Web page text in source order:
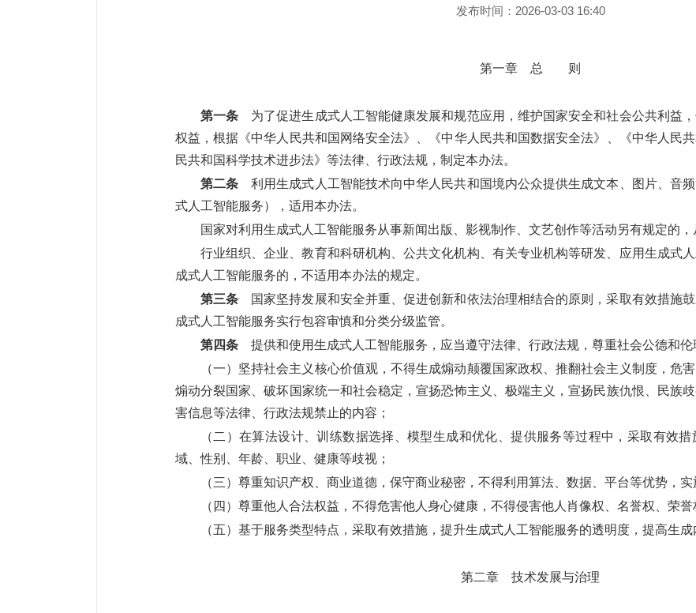
发布时间：2026-03-03 16:40
第一章 总 则
第一条 为了促进生成式人工智能健康发展和规范应用，维护国家安全和社会公共利益
权益，根据《中华人民共和国网络安全法》、《中华人民共和国数据安全法》、《中华人民
民共和国科学技术进步法》等法律、行政法规，制定本办法。
第二条 利用生成式人工智能技术向中华人民共和国境内公众提供生成文本、图片、音
式人工智能服务），适用本办法。
国家对利用生成式人工智能服务从事新闻出版、影视制作、文艺创作等活动另有规定的，
行业组织、企业、教育和科研机构、公共文化机构、有关专业机构等研发、应用生成式
成式人工智能服务的，不适用本办法的规定。
第三条 国家坚持发展和安全并重、促进创新和依法治理相结合的原则，采取有效措施
成式人工智能服务实行包容审慎和分类分级监管。
第四条提供和使用生成式人工智能服务，应当遵守法律、行政法规，尊重社会公德和伦
（一）坚持社会主义核心价值观，不得生成煽动颠覆国家政权、推翻社会主义制度，危
煽动分裂国家、破坏国家统一和社会稳定，宣扬恐怖主义、极端主义，宣扬民族仇恨、民族
害信息等法律、行政法规禁止的内容；
（二）在算法设计、训练数据选择、模型生成和优化、提供服务等过程中，采取有效
域、性别、年龄、职业、健康等歧视；
（三）尊重知识产权、商业道德，保守商业秘密，不得利用算法、数据、平台等优势，实
（四）尊重他人合法权益，不得危害他人身心健康，不得侵害他人肖像权、名誉权、荣
（五）基于服务类型特点，采取有效措施，提升生成式人工智能服务的透明度，提高生成
第二章 技术发展与治理